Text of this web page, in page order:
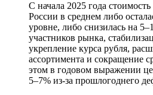
С начала 2025 года стоимость
России в среднем либо
уровне, либо снизилась на
участников рынка,
укрепление курса рубля,
ассортимента и сокращение
этом в годовом выражении
5–7% из-за прошлогоднего